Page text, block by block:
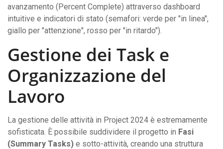
avanzamento (Percent Complete) attraverso dashboard
intuitive e indicatori di stato (semafori: verde per "in linea",
giallo per "attenzione", rosso per "in ritardo").
Gestione dei Task e
Organizzazione del
Lavoro
La gestione delle attività in Project 2024 è estremamente
sofisticata. È possibile suddividere il progetto in Fasi
(Summary Tasks) e sotto-attività, creando una struttura